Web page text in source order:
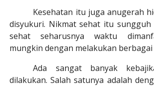
Kesehatan itu juga anugerah
disyukuri. Nikmat sehat itu sungguh
sehat seharusnya waktu
mungkin dengan melakukan
Ada sangat banyak
dilakukan. Salah satunya adalah